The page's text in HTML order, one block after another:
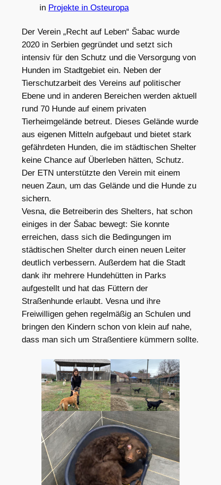
in Projekte in Osteuropa
Der Verein „Recht auf Leben“ Šabac wurde
2020 in Serbien gegründet und setzt sich
intensiv für den Schutz und die Versorgung von
Hunden im Stadtgebiet ein. Neben der
Tierschutzarbeit des Vereins auf politischer
Ebene und in anderen Bereichen werden aktuell
rund 70 Hunde auf einem privaten
Tierheimgelände betreut. Dieses Gelände wurde
aus eigenen Mitteln aufgebaut und bietet stark
gefährdeten Hunden, die im städtischen Shelter
keine Chance auf Überleben hätten, Schutz.
Der ETN unterstützte den Verein mit einem
neuen Zaun, um das Gelände und die Hunde zu
sichern.
Vesna, die Betreiberin des Shelters, hat schon
einiges in der Šabac bewegt: Sie konnte
erreichen, dass sich die Bedingungen im
städtischen Shelter durch einen neuen Leiter
deutlich verbessern. Außerdem hat die Stadt
dank ihr mehrere Hundehütten in Parks
aufgestellt und hat das Füttern der
Straßenhunde erlaubt. Vesna und ihre
Freiwilligen gehen regelmäßig an Schulen und
bringen den Kindern schon von klein auf nahe,
dass man sich um Straßentiere kümmern sollte.